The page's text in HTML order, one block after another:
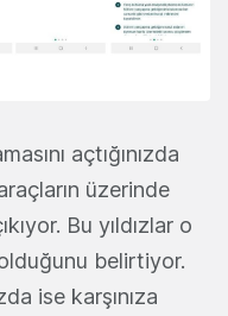
açtığınızda
üzerinde
Bu yıldızlar o
belirtiyor.
ise karşınıza